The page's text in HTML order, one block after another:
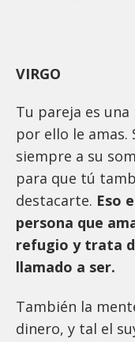
VIRGO
Tu pareja es
por ello le amas.
siempre a su
para que tú
destacarte. Eso
persona que
refugio y trata
llamado a ser.
También la
dinero, y tal el